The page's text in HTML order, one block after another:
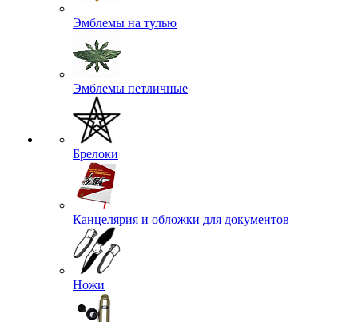
Эмблемы на тулью
Эмблемы петличные
Брелоки
Канцелярия и обложки для документов
Ножи